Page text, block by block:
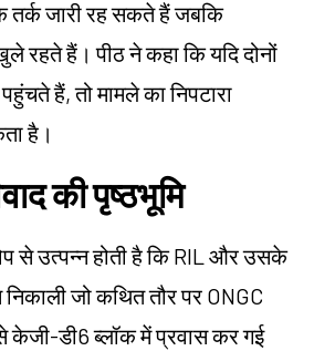
तर्क जारी रह सकते हैं जबकि
रहते हैं। पीठ ने कहा कि यदि दोनों
हैं, तो मामले का निपटारा
है।
की पृष्ठभूमि
से उत्पन्न होती है कि RIL और उसके
जो कथित तौर पर ONGC
से केजी-डी6 ब्लॉक में प्रवास कर गई